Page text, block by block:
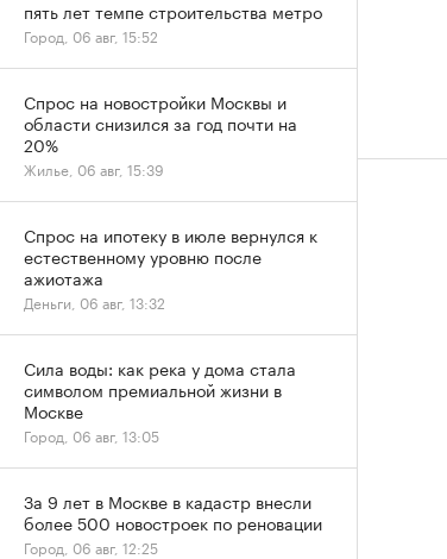
пять лет темпе строительства метро
Город, 06 авг, 15:52
Спрос на новостройки Москвы и
области снизился за год почти на
20%
Жилье, 06 авг, 15:39
Спрос на ипотеку в июле вернулся к
естественному уровню после
ажиотажа
Деньги, 06 авг, 13:32
Сила воды: как река у дома стала
символом премиальной жизни в
Москве
Город, 06 авг, 13:05
За 9 лет в Москве в кадастр внесли
более 500 новостроек по реновации
Город, 06 авг, 12:25